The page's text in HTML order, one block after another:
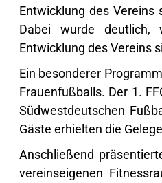
Entwicklung des
Dabei wurde deutlich,
Entwicklung des Vereins
Ein besonderer
Frauenfußballs. Der 1.
Südwestdeutschen
Gäste erhielten die
Anschließend
vereinseigenen